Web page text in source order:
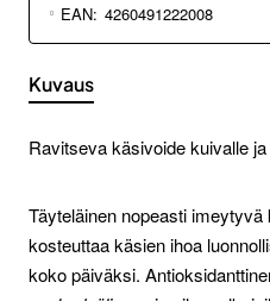
EAN: 4260491222008
Kuvaus
Ravitseva käsivoide kuivalle
Täyteläinen nopeasti
kosteuttaa käsien ihoa
koko päiväksi.